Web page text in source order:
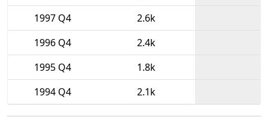
1997 Q4
2.6k
1996 Q4
2.4k
1995 Q4
1.8k
1994 Q4
2.1k